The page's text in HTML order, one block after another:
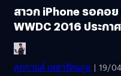
สาวก iPhone รอคอ
WWDC 2016 ประก
ศุภกานต์ เหล่ารัตนกุล | 19/